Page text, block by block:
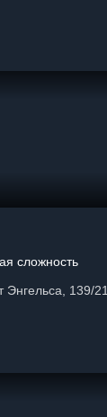
сложность
Энгельса, 139/21